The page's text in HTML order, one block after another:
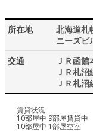
所在地
北海道札
ニーズビ
交通
ＪＲ函
ＪＲ札
ＪＲ札
賃貸状況
10部屋中 9部屋賃貸中
10部屋中 1部屋空室